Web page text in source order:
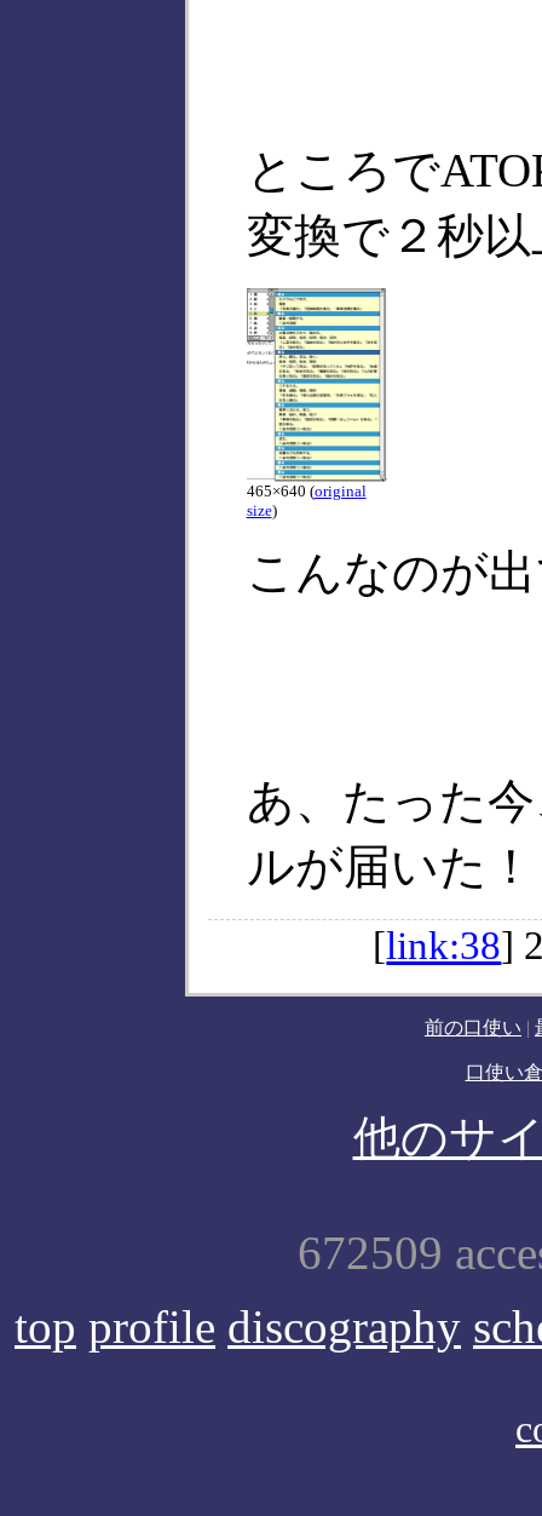
ところで
変換で２秒
465×640 (original
size)
こんなのが
あ、たった
ルが届いた
[link:38]
前の口使い |
口使い
他のサ
672509
top profile discography